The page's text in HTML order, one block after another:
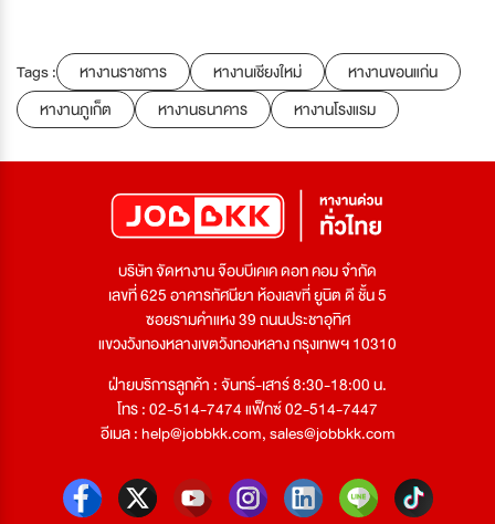
Tags : หางานราชการ หางานเชียงใหม่
หางานขอนแก่น
หางานภูเก็ต
หางานธนาคาร หางานโรงแรม
บริษัท จัดหางาน จ๊อบบีเคเค ดอท คอม จำกัด
เลขที่ 625 อาคารทัศนียา ห้องเลขที่ ยูนิต ดี ชั้น 5
ซอยรามคำแหง 39 ถนนประชาอุทิศ
แขวงวังทองหลางเขตวังทองหลาง กรุงเทพฯ 10310
ฝ่ายบริการลูกค้า : จันทร์-เสาร์ 8:30-18:00 น.
โทร : 02-514-7474 แฟ็กซ์ 02-514-7447
อีเมล :help@jobbkk.com,sales@jobbkk.com